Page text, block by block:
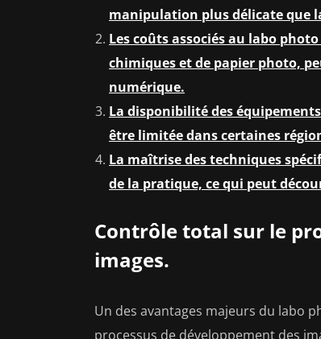
manipulation plus délicate que
Les coûts associés au labo
chimiques et de papier photo,
numérique.
La disponibilité des
être limitée dans certaines
La maîtrise des techniques
de la pratique, ce qui peut
Contrôle total sur le
images.
Un des avantages majeurs du labo
processus de développement des